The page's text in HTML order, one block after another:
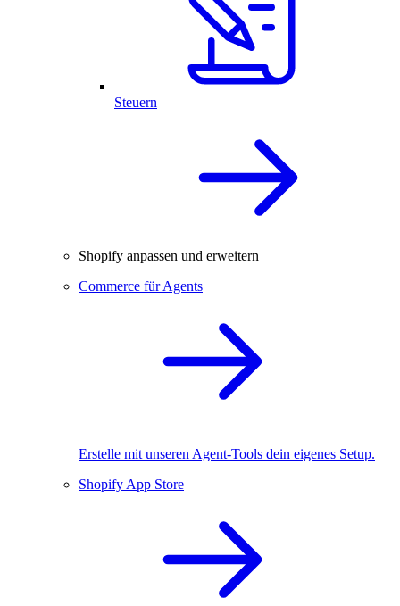
Steuern
Shopify anpassen und erweitern
Commerce für Agents
Erstelle mit unseren Agent-Tools dein eigenes Setup.
Shopify App Store